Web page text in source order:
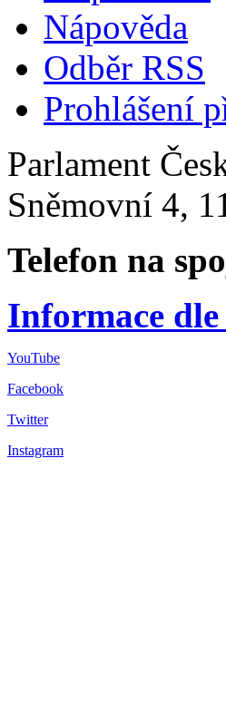
Nápověda
Odběr RSS
Prohlášení
Parlament
Sněmovní 4,
Telefon na
Informace dle
YouTube
Facebook
Twitter
Instagram